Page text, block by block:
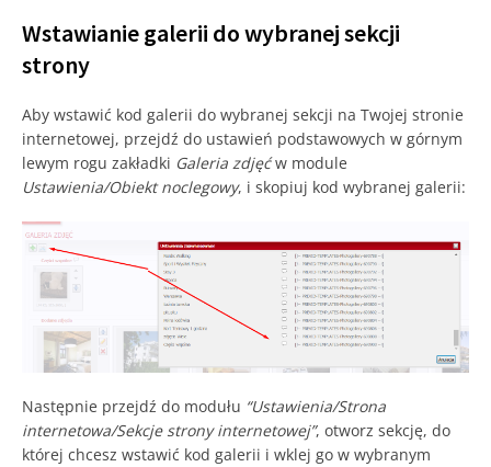
Wstawianie galerii do wybranej sekcji
strony
Aby wstawić kod galerii do wybranej sekcji na Twojej stronie
internetowej, przejdź do ustawień podstawowych w górnym
lewym rogu zakładki Galeria zdjęćw module
Ustawienia/Obiekt noclegowy, i skopiuj kod wybranej galerii:
Następnie przejdź do modułu “Ustawienia/Strona
internetowa/Sekcje strony internetowej”, otworz sekcję, do
której chcesz wstawić kod galerii i wklej go w wybranym